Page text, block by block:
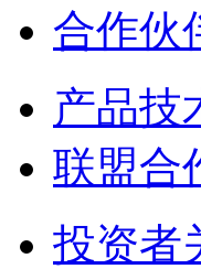
合作伙
产品技
联盟合
投资者